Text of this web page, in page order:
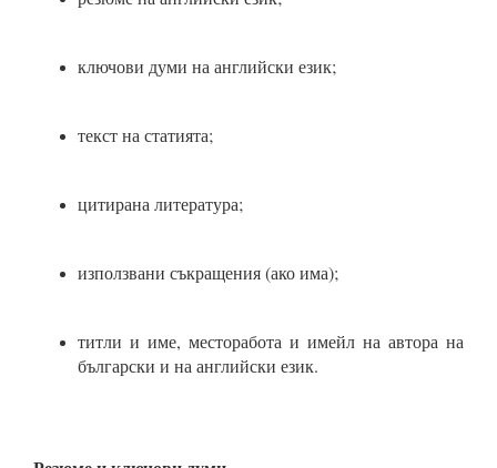
ключови думи на английски език;
текст на статията;
цитирана литература;
използвани съкращения (ако има);
титли и име, месторабота и имейл на автора на
български и на английски език.